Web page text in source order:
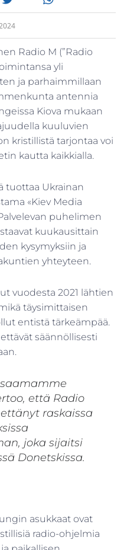
Radio M (”Radio
yli
ja parhaimmillaan
antennia
Kiova mukaan
kuuluvien
kristillistä tarjontaa voi
kautta kaikkialla.
tuottaa Ukrainan
«Kiev Media
puhelimen
kuukausittain
kysymyksiin ja
yhteyteen.
vuodesta 2021 lähtien
täysimittaisen
entistä tärkeämpää.
säännöllisesti
että Radio
raskaissa
joka sijaitsi
Donetskissa.
asukkaat ovat
radio-ohjelmia